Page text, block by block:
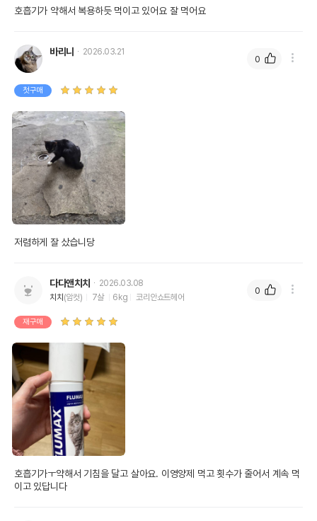
호흡기가 약해서 복용하듯 먹이고 있어요 잘 먹어요
바리니 2026.03.21
첫구매
저렴하게 잘 샀습니당
0
다다앤치치
2026.03.08
치치 (암컷) 7살 6kg 코리안쇼트헤어
재구매
호흡기가ㅜ약해서 기침을 달고 살아요. 이영양제 먹고 횟수가 줄어서 계속 먹
이고 있답니다
0